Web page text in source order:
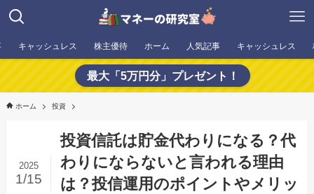
キャッシュレス 株主優待 ホーム 人気記事 キャッシュレス
最大「5万円分」プレゼント！
ホーム 投資
投資信託は貯金代わりになる？代
わりにならないと言われる理由
は？投信運用のポイントやメリッ
2025
1/15